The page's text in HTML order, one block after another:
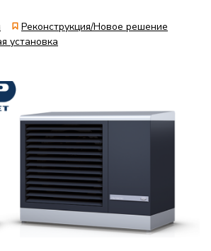
Реконструкция/Новое решение
установка